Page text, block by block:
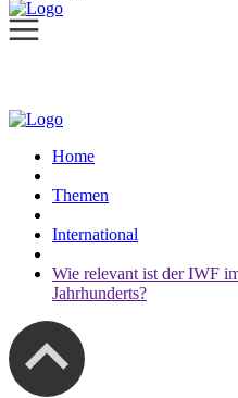
Home
Themen
International
Wie relevant ist der IWF
Jahrhunderts?